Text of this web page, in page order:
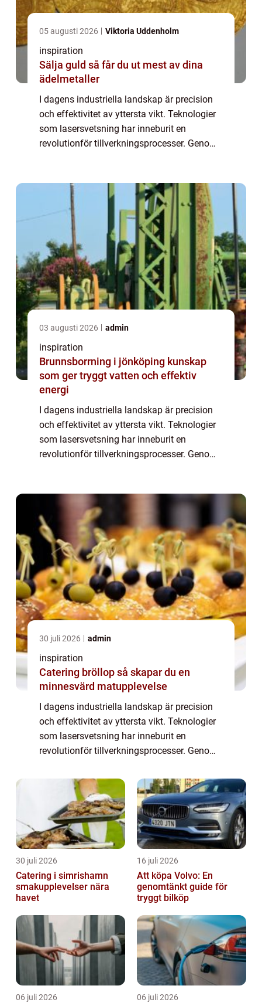
05 augusti 2026 Viktoria Uddenholm
inspiration
Sälja guld så får du ut mest av dina
ädelmetaller
I dagens industriella landskap är precision
och effektivitet av yttersta vikt. Teknologier
som lasersvetsning har inneburit en
revolutionför tillverkningsprocesser. Genom
03 augusti 2026 admin
inspiration
Brunnsborrning i jönköping kunskap
som ger tryggt vatten och effektiv
energi
I dagens industriella landskap är precision
och effektivitet av yttersta vikt. Teknologier
som lasersvetsning har inneburit en
revolutionför tillverkningsprocesser. Genom
30 juli 2026 admin
inspiration
Catering bröllop så skapar du en
minnesvärd matupplevelse
I dagens industriella landskap är precision
och effektivitet av yttersta vikt. Teknologier
som lasersvetsning har inneburit en
revolutionför tillverkningsprocesser. Genom
med...
30 juli 2026
Catering i simrishamn
smakupplevelser nära
havet
16 juli 2026
Att köpa Volvo: En
genomtänkt guide för
tryggt bilköp
06 juli 2026 06 juli 2026